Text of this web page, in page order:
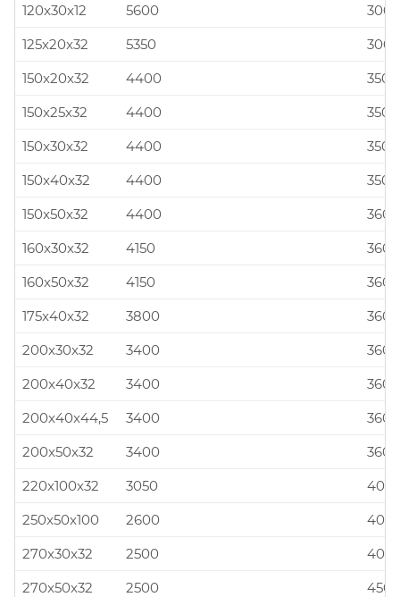
120x30x12
5600
125x20x32
5350
150x20x32
4400
150x25x32
4400
150x30x32
4400
150x40x32
4400
150x50x32
4400
160x30x32
4150
160x50x32
4150
175x40x32
3800
200x30x32
3400
200x40x32
3400
200x40x44,5
3400
200x50x32
3400
220x100x32
3050
250x50x100
2600
270x30x32
2500
270x50x32
2500